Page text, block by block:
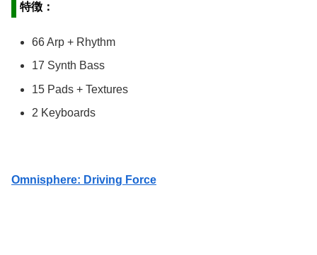
特徴：
66 Arp + Rhythm
17 Synth Bass
15 Pads + Textures
2 Keyboards
Omnisphere: Driving Force